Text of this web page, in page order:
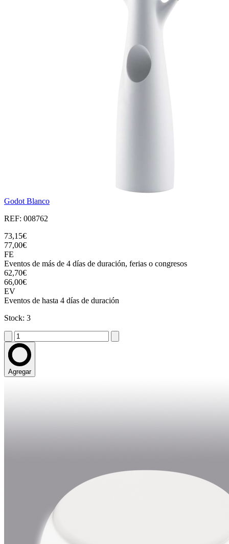
Godot Blanco
REF: 008762
73,15€
77,00€
FE
Eventos de más de 4 días de duración, ferias o congresos
62,70€
66,00€
EV
Eventos de hasta 4 días de duración
Stock: 3
Agregar